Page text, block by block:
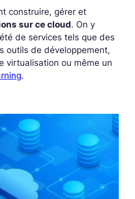
construire, gérer et
sur ce cloud. On y
de services tels que des
outils de développement,
virtualisation ou même un
.